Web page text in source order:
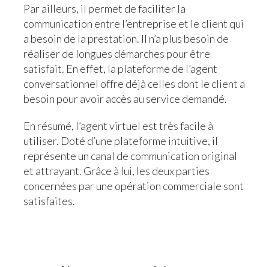
Par ailleurs, il permet de faciliter la
communication entre l’entreprise et le client qui
a besoin de la prestation. Il n’a plus besoin de
réaliser de longues démarches pour être
satisfait. En effet, la plateforme de l’agent
conversationnel offre déjà celles dont le client a
besoin pour avoir accès au service demandé.
En résumé, l’agent virtuel est très facile à
utiliser. Doté d’une plateforme intuitive, il
représente un canal de communication original
et attrayant. Grâce à lui, les deux parties
concernées par une opération commerciale sont
satisfaites.